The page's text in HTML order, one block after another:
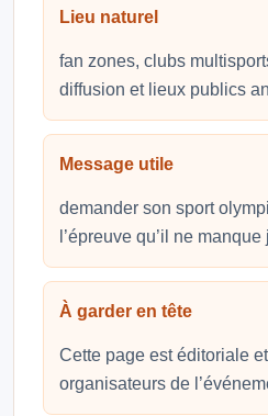
Lieu naturel
fan zones, clubs
diffusion et lieux publics
Message utile
demander son sport
l’épreuve qu’il ne
À garder en tête
Cette page est éditoriale
organisateurs de